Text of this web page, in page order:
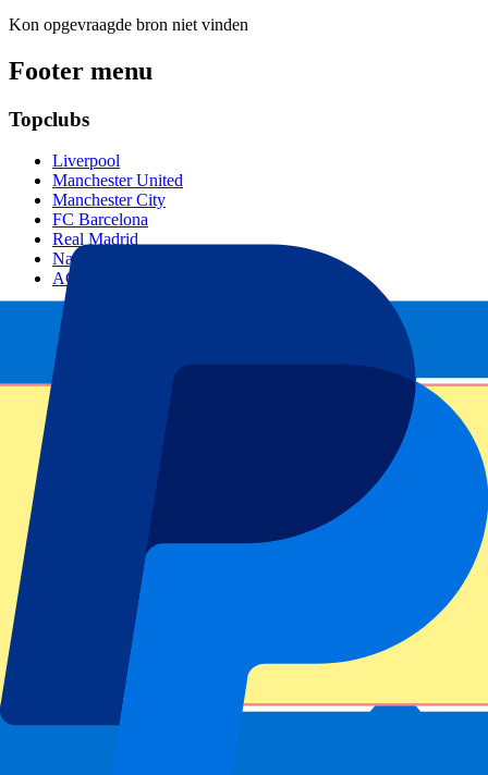
Kon opgevraagde bron niet vinden
Footer menu
Topclubs
Liverpool
Manchester United
Manchester City
FC Barcelona
Real Madrid
Napoli
AC Milan
Populaire events
GP Spanje
Alle sporten
Voetbalcompetities
Champions League
Premier League
Serie A